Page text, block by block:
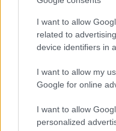
I want to allow
related to
device identifiers in
I want to allow my
Google for online
I want to allow
personalized
FITNESS